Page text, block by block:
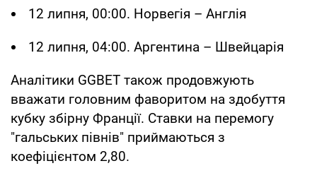
12 липня, 00:00. Норвегія – Англія
12 липня, 04:00. Аргентина – Швейцарія
Аналітики GGBET також продовжують
вважати головним фаворитом на здобуття
кубку збірну Франції. Ставки на перемогу
"гальських півнів" приймаються з
коефіцієнтом 2,80.